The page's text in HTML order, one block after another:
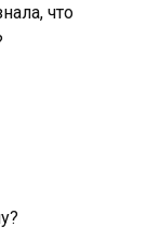
что